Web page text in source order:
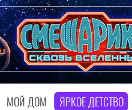
МОЙ ДОМ ЯРКОЕ ДЕТСТВО